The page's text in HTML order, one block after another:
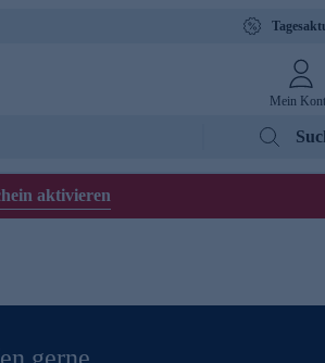
Mein
aktivieren